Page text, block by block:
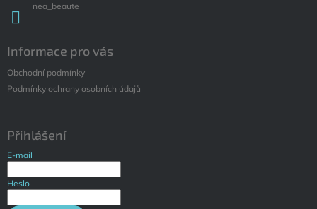
nea_beaute
Informace pro vás
Obchodní podmínky
Podmínky ochrany osobních údajů
Přihlášení
E-mail
Heslo